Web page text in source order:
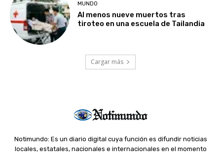
MUNDO
Al menos nueve muertos tras
tiroteo en una escuela de Tailandia
Cargar más
Notimundo: Es un diario digital cuya función es difundir noticias
locales, estatales, nacionales e internacionales en el momento